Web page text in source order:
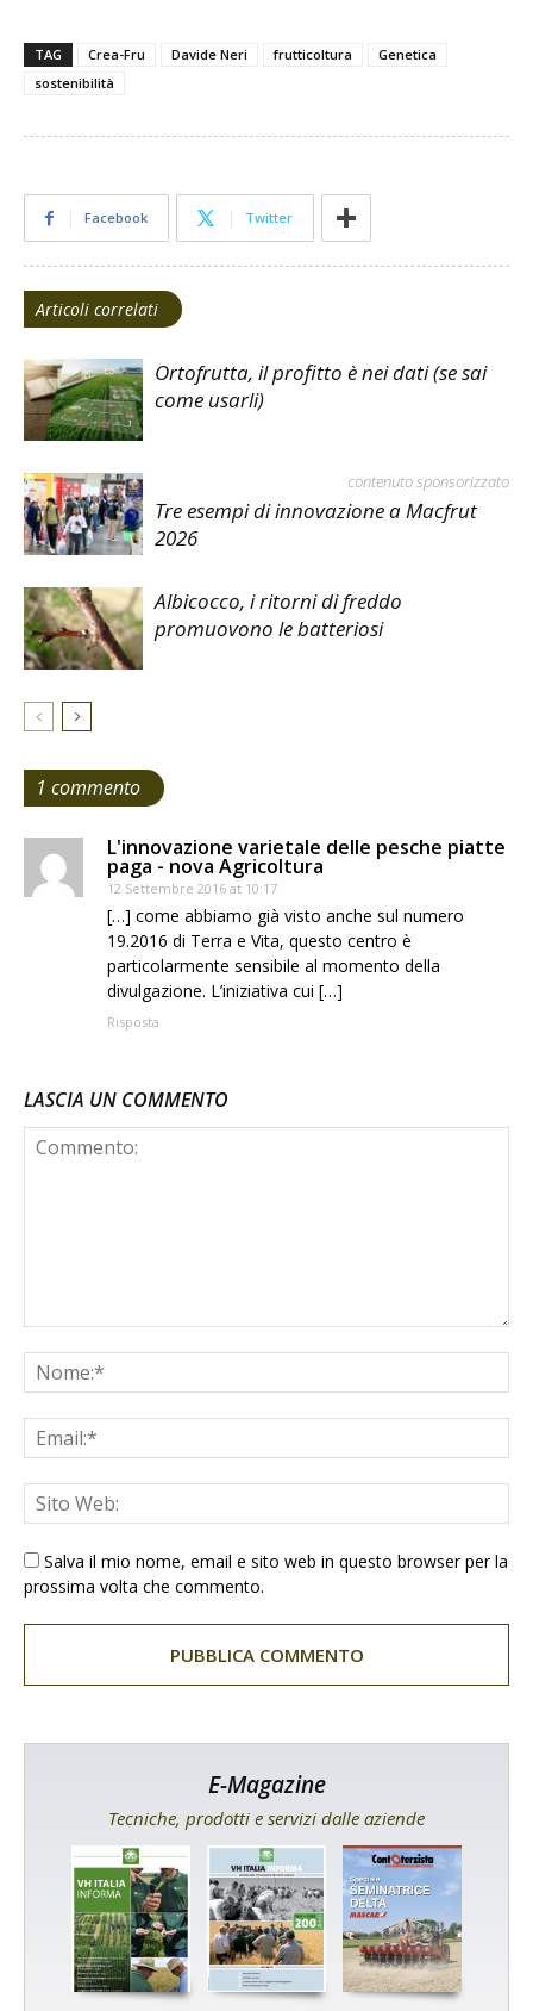
TAG Crea-Fru Davide Neri frutticoltura
Genetica
sostenibilità
Facebook Twitter
Articoli correlati
Ortofrutta, il profitto è nei dati (se sai
come usarli)
contenuto sponsorizzato
Tre esempi di innovazione a Macfrut
2026
Albicocco, i ritorni di freddo
promuovono le batteriosi
1 commento
L'innovazione varietale delle pesche piatte
paga - nova Agricoltura
12 Settembre 2016 at 10:17
[…] come abbiamo già visto anche sul numero
19.2016 di Terra e Vita, questo centro è
particolarmente sensibile al momento della
divulgazione. L’iniziativa cui […]
Risposta
LASCIA UN COMMENTO
Salva il mio nome, email e sito web in questo browser per la
prossima volta che commento.
E-Magazine
Tecniche, prodotti e servizi dalle aziende